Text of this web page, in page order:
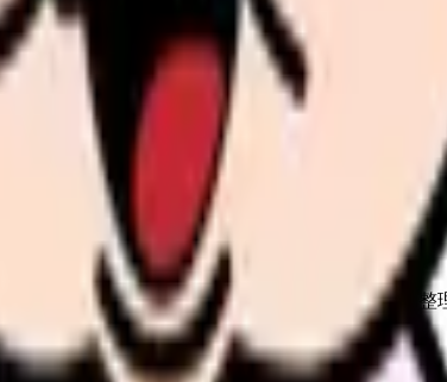
し話してみませんか。
のか、辞めるべきか、少し休むべきかを一緒に整